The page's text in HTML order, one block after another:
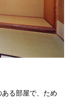
る部屋で、ため